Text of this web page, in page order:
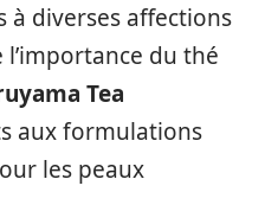
à diverses affections
l’importance du thé
Tea
aux formulations
les peaux